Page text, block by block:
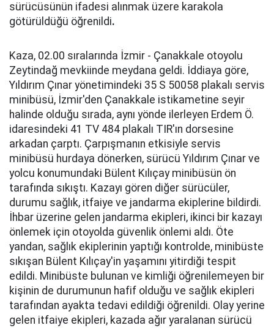
sürücüsünün ifadesi alınmak üzere karakola
götürüldüğü öğrenildi.
Kaza, 02.00 sıralarında İzmir - Çanakkale otoyolu
Zeytindağ mevkiinde meydana geldi. İddiaya göre,
Yıldırım Çınar yönetimindeki 35 S 50058 plakalı servis
minibüsü, İzmir'den Çanakkale istikametine seyir
halinde olduğu sırada, aynı yönde ilerleyen Erdem Ö.
idaresindeki 41 TV 484 plakalı TIR'ın dorsesine
arkadan çarptı. Çarpışmanın etkisiyle servis
minibüsü hurdaya dönerken, sürücü Yıldırım Çınar ve
yolcu konumundaki Bülent Kılıçay minibüsün ön
tarafında sıkıştı. Kazayı gören diğer sürücüler,
durumu sağlık, itfaiye ve jandarma ekiplerine bildirdi.
İhbar üzerine gelen jandarma ekipleri, ikinci bir kazayı
önlemek için otoyolda güvenlik önlemi aldı. Öte
yandan, sağlık ekiplerinin yaptığı kontrolde, minibüste
sıkışan Bülent Kılıçay'in yaşamını yitirdiği tespit
edildi. Minibüste bulunan ve kimliği öğrenilemeyen bir
kişinin de durumunun hafif olduğu ve sağlık ekipleri
tarafından ayakta tedavi edildiği öğrenildi. Olay yerine
gelen itfaiye ekipleri, kazada ağır yaralanan sürücü